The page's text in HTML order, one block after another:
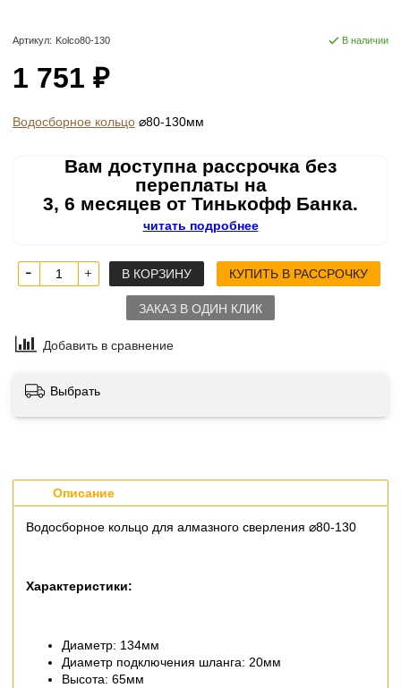
Артикул: Kolco80-130 В наличии
1 751 ₽
Водосборное кольцо ⌀80-130мм
Вам доступна рассрочка без
переплаты на
3, 6 месяцев от Тинькофф Банка.
читать подробнее
В КОРЗИНУ КУПИТЬ В РАССРОЧКУ
ЗАКАЗ В ОДИН КЛИК
Добавить в сравнение
Выбрать
Описание
Водосборное кольцо для алмазного сверления ⌀80-130
Характеристики:
Диаметр: 134мм
Диаметр подключения шланга: 20мм
Высота: 65мм